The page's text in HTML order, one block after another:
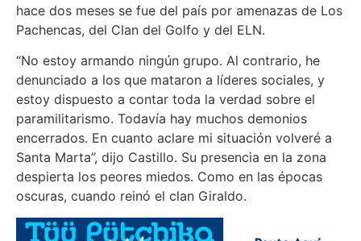
hace dos meses se fue del país por amenazas de Los
Pachencas, del Clan del Golfo y del ELN.
“No estoy armando ningún grupo. Al contrario, he
denunciado a los que mataron a líderes sociales, y
estoy dispuesto a contar toda la verdad sobre el
paramilitarismo. Todavía hay muchos demonios
encerrados. En cuanto aclare mi situación volveré a
Santa Marta”, dijo Castillo. Su presencia en la zona
despierta los peores miedos. Como en las épocas
oscuras, cuando reinó el clan Giraldo.